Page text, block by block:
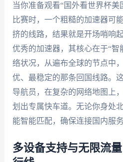
当你准备观看“国外看世界杯美
比赛时，一个粗糙的加速器可
挤的线路，结果就是开场哨响
优秀的加速器，其核心在于“智
络状况，从遍布全球的节点中
优、最稳定的那条回国线路。
导航员，在复杂的网络地图上
划出专属快车道。无论你身处
能智能匹配，确保连接国内服
多设备支持与无限流